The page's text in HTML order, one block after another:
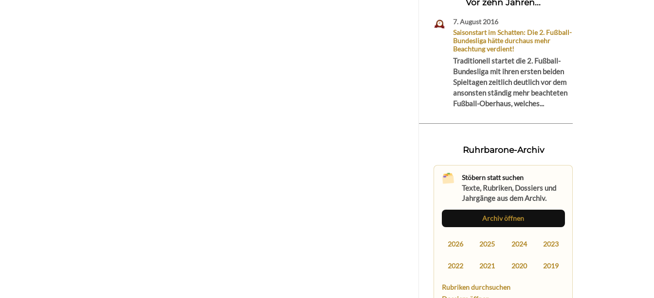
Vor zehn Jahren...
7. August 2016
Saisonstart im Schatten: Die 2. Fußball-
Bundesliga hätte durchaus mehr
Beachtung verdient!
Traditionell startet die 2. Fußball-
Bundesliga mit ihren ersten beiden
Spieltagen zeitlich deutlich vor dem
ansonsten ständig mehr beachteten
Fußball-Oberhaus, welches...
Ruhrbarone-Archiv
Stöbern statt suchen
Texte, Rubriken, Dossiers und
Jahrgänge aus dem Archiv.
Archiv öffnen
2026 2025 2024 2023
2022 2021 2020 2019
Rubriken durchsuchen